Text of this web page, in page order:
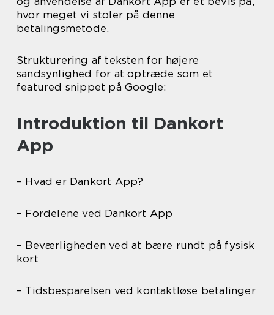
hvor meget vi stoler på denne
betalingsmetode.
Strukturering af teksten for højere
sandsynlighed for at optræde som et
featured snippet på Google:
Introduktion til Dankort
App
– Hvad er Dankort App?
– Fordelene ved Dankort App
– Beværligheden ved at bære rundt på fysisk
kort
– Tidsbesparelsen ved kontaktløse betalinger